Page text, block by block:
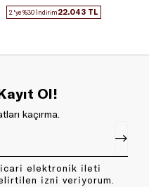
2.'ye %30 İndirim22.043 TL
Ol!
kaçırma.
elektronik ileti
izni veriyorum.